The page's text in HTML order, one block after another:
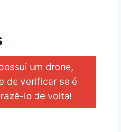
um drone,
de verificar se é
lo de volta!